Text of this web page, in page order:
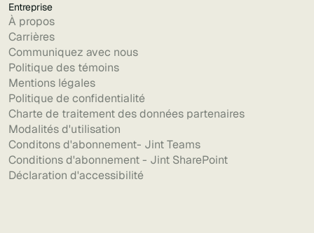
Entreprise
À propos
Carrières
Communiquez avec nous
Politique des témoins
Mentions légales
Politique de confidentialité
Charte de traitement des données partenaires
Modalités d'utilisation
Conditons d'abonnement- Jint Teams
Conditions d'abonnement - Jint SharePoint
Déclaration d'accessibilité